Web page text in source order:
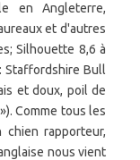
en Angleterre,
et d'autres
Silhouette 8,6 à
Staffordshire Bull
et doux, poil de
Comme tous les
rapporteur,
nous vient